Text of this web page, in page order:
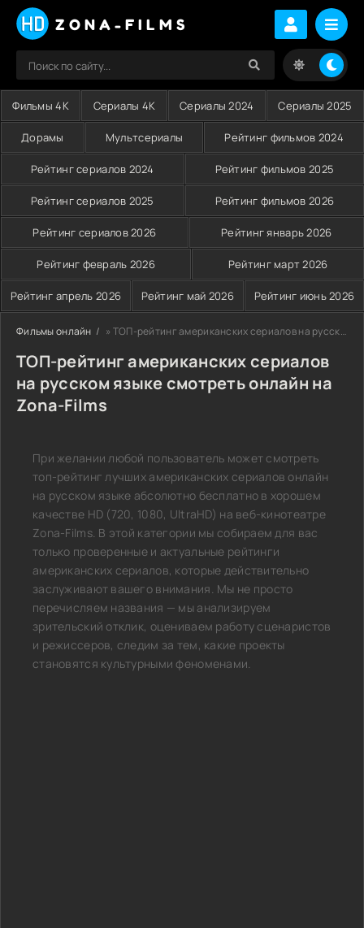
ZONA-FILMS
Фильмы 4K Сериалы 4K Сериалы 2024 Сериалы 2025
Дорамы Мультсериалы Рейтинг фильмов 2024
Рейтинг сериалов 2024 Рейтинг фильмов 2025
Рейтинг сериалов 2025 Рейтинг фильмов 2026
Рейтинг сериалов 2026 Рейтинг январь 2026
Рейтинг февраль 2026 Рейтинг март 2026
Рейтинг апрель 2026 Рейтинг май 2026 Рейтинг июнь 2026
Фильмы онлайн » ТОП-рейтинг американских сериалов на русском языке смотреть онлайн на Zona-Films
ТОП-рейтинг американских сериалов
на русском языке смотреть онлайн на
Zona-Films
При желании любой пользователь может смотреть
топ-рейтинг лучших американских сериалов онлайн
на русском языке абсолютно бесплатно в хорошем
качестве HD (720, 1080, UltraHD) на веб-кинотеатре
Zona-Films. В этой категории мы собираем для вас
только проверенные и актуальные рейтинги
американских сериалов, которые действительно
заслуживают вашего внимания. Мы не просто
перечисляем названия — мы анализируем
зрительский отклик, оцениваем работу сценаристов
и режиссеров, следим за тем, какие проекты
становятся культурными феноменами.